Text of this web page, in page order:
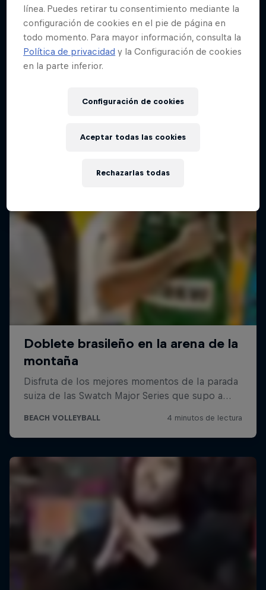
línea. Puedes retirar tu consentimiento mediante la
configuración de cookies en el pie de página en
todo momento. Para mayor información, consulta la
Política de privacidad y la Configuración de cookies
en la parte inferior.
Configuración de cookies
Rechazarlas todas
Aceptar todas las cookies